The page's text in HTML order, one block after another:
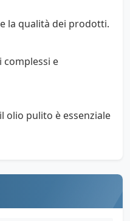
la qualità dei prodotti.
complessi e
olio pulito è essenziale